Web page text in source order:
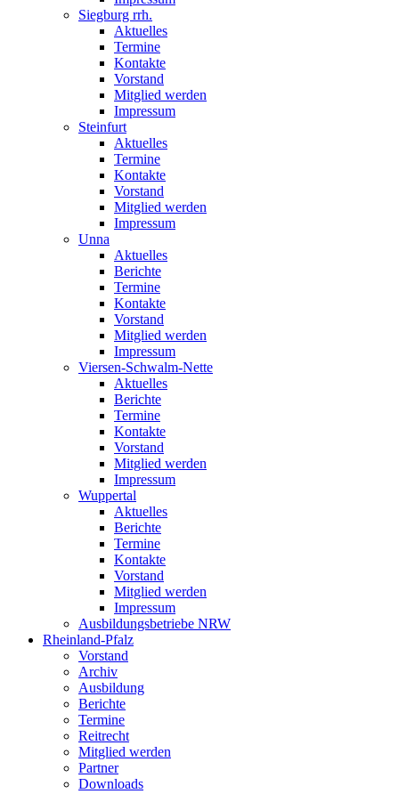
Siegburg rrh.
Aktuelles
Termine
Kontakte
Vorstand
Mitglied werden
Impressum
Steinfurt
Aktuelles
Termine
Kontakte
Vorstand
Mitglied werden
Impressum
Unna
Aktuelles
Berichte
Termine
Kontakte
Vorstand
Mitglied werden
Impressum
Viersen-Schwalm-Nette
Aktuelles
Berichte
Termine
Kontakte
Vorstand
Mitglied werden
Impressum
Wuppertal
Aktuelles
Berichte
Termine
Kontakte
Vorstand
Mitglied werden
Impressum
Ausbildungsbetriebe NRW
Rheinland-Pfalz
Vorstand
Archiv
Ausbildung
Berichte
Termine
Reitrecht
Mitglied werden
Partner
Downloads